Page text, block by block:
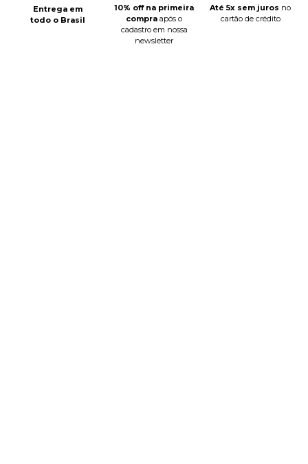
Entrega em
todo o Brasil
10% off na primeira
compra após o
cadastro em nossa
newsletter
Até 5x sem juros no
cartão de crédito